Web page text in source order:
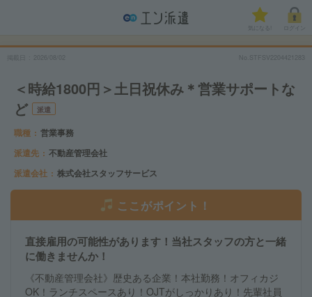
気になる!
No.STFSV2204421283
＜時給1800円＞土日祝休み＊営業サポートな
ど
派遣
職種
営業事務
派遣先
不動産管理会社
派遣会社
株式会社スタッフサービス
ここがポイント！
直接雇用の可能性があります！当社スタッフの方と一緒
に働きませんか！
《不動産管理会社》歴史ある企業！本社勤務！オフィカジ
OK！ランチスペースあり！OJTがしっかりあり！先輩社員